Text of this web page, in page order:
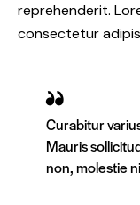
reprehenderit.
consectetur
Curabitur
Mauris
non, molestie